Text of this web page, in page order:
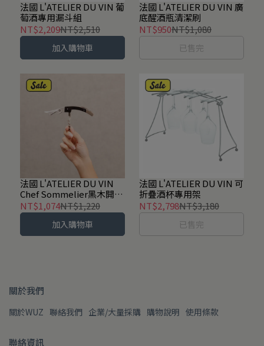
法國 L'ATELIER DU VIN 葡
萄酒專用漏斗組
NT$2,209NT$2,510
加入購物車
法國 L'ATELIER DU VIN 廣
底醒酒瓶清潔刷
NT$950NT$1,080
已售完
法國 L'ATELIER DU VIN
Chef Sommelier黑木開瓶
器
NT$1,074NT$1,220
加入購物車
法國 L'ATELIER DU VIN 可
折疊酒杯專用架
NT$2,798NT$3,180
已售完
關於我們
關於WUZ 聯絡我們 企業/大量採購 購物說明 使用條款
聯絡資訊